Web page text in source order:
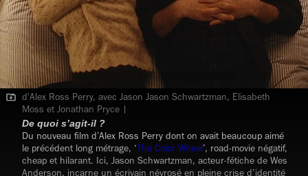
d'Alex Ross Perry, avec Jason Jason Schwartzman, Elisabeth
Moss et Jonathan Pryce |
De quoi s’agit-il ?
Du nouveau film d’Alex Ross Perry dont on avait beaucoup aimé
le précédent long métrage, ‘ The Color Wheel’, road-movie négatif,
cheap et hilarant. Ici, Jason Schwartzman, acteur-fétiche de Wes